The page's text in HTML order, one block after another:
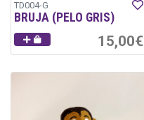
TD004-G
BRUJA (PELO GRIS)
15,00€